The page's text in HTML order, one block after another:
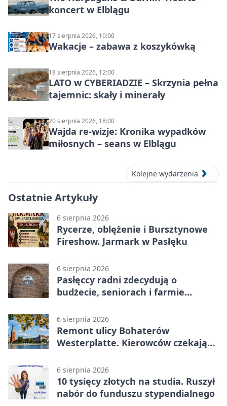
koncert w Elblągu
17 sierpnia 2026, 10:00
Wakacje – zabawa z koszykówką
18 sierpnia 2026, 12:00
LATO w CYBERIADZIE – Skrzynia pełna
tajemnic: skały i minerały
20 sierpnia 2026, 18:00
Wajda re-wizje: Kronika wypadków
miłosnych – seans w Elblągu
Kolejne wydarzenia
Ostatnie Artykuły
6 sierpnia 2026
Rycerze, oblężenie i Bursztynowe
Fireshow. Jarmark w Pasłęku
6 sierpnia 2026
Pasłęccy radni zdecydują o
budżecie, seniorach i farmie
6 sierpnia 2026
Remont ulicy Bohaterów
Westerplatte. Kierowców czekają
6 sierpnia 2026
10 tysięcy złotych na studia. Ruszył
nabór do funduszu stypendialnego